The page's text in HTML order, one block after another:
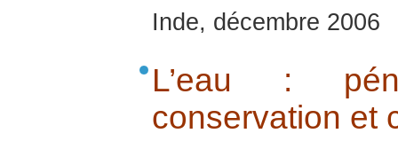
Inde, décembre 2006
L’eau :
conservation et